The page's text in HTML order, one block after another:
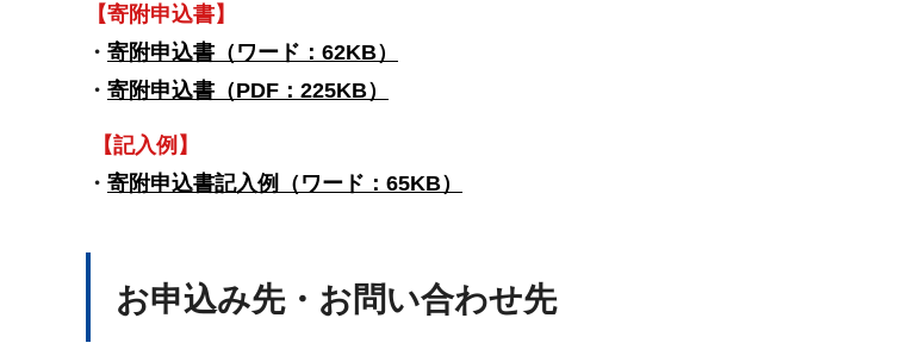
【寄附申込書】
・ 寄附申込書（ワード：62KB）
・ 寄附申込書（PDF：225KB）
【記入例】
・ 寄附申込書記入例（ワード：65KB）
お申込み先・お問い合わせ先